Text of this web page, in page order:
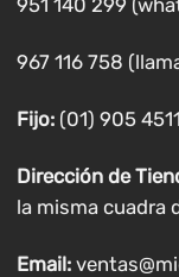
951 140 299
967 116 758
Fijo:(01) 905 4511
Dirección de
la misma cuadra
Email: